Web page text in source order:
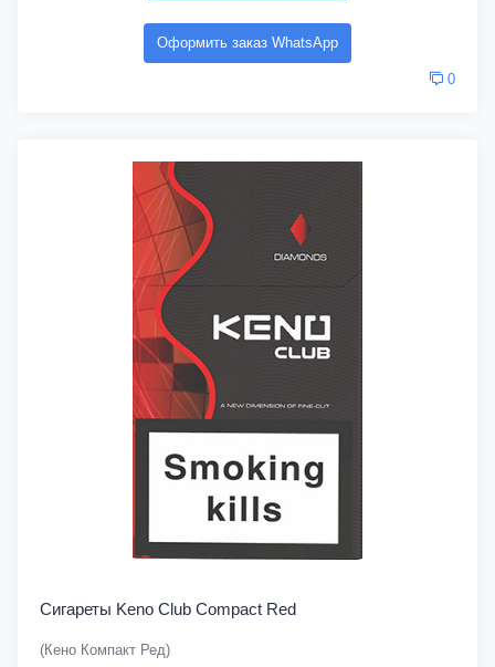
Оформить заказ WhatsApp
0
Сигареты Keno Club Compact Red
(Кено Компакт Ред)